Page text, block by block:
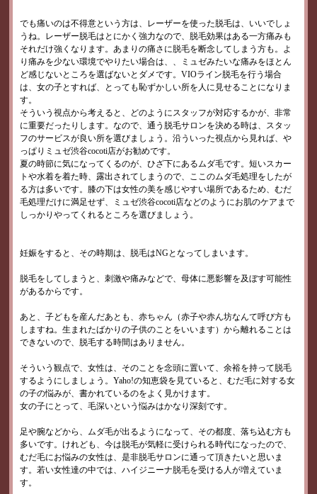
でも痛いのは不得意という方は、レーザーを使った脱毛は、いいでしょ
うね。レーザー脱毛はとにかく強力なので、脱毛効果はある一方痛みも
それだけ強くなります。あまりの痛さに脱毛を断念してしまう方も。よ
り痛みを少ない環境でやりたい場合は、、ミュゼみたいな痛みをほとん
ど感じないところを選ばないとダメです。VIOライン脱毛を行う場合
は、女の子とすれば、とっても恥ずかしい所を人に見せることになりま
す。
そういう視点から考えると、どのようにスタッフが対応するかが、非常
に重要だったりします。なので、通う脱毛サロンを決める時は、スタッ
フのサービスが良い所を選びましょう。沿ういった視点から見れば、や
っぱりミュゼ渋谷cocoti店がお勧めです。
夏の時節に気になってくるのが、ひざ下にあるムダ毛です。短いスカー
トや水着を着た時、露出されてしまうので、ここのムダ毛処理をしたが
る方は多いです。膝の下は女性の美を感じやすい場所であるため、むだ
毛処理だけに満足せず、ミュゼ渋谷cocoti店などのようにお肌のケアまで
しっかりやってくれるところを選びましょう。
妊娠をすると、その時期は、脱毛はNGとなってしまいます。
脱毛をしてしまうと、刺激や痛みなどで、母体に悪影響を及ぼす可能性
があるからです。
あと、子どもを産んだあとも、赤ちゃん（赤子や赤ん坊なんて呼び方も
しますね。生まれたばかりの子供のことをいいます）から離れることは
できないので、脱毛する時間はありません。
そういう観点で、女性は、そのことを念頭に置いて、余裕を持って脱毛
するようにしましょう。Yaho!の知恵袋を見ていると、むだ毛に対する女
の子の悩みが、書かれているのをよく見かけます。
女の子にとって、毛深いという悩みはかなり深刻です。
足や腕などから、ムダ毛が出るようになって、その都度、落ち込む方も
多いです。けれども、今は脱毛が気軽に受けられる時代になったので、
むだ毛にお悩みの女性は、是非脱毛サロンに通って頂きたいと思いま
す。若い女性達の中では、ハイジニーナ脱毛を受ける人が増えていま
す。